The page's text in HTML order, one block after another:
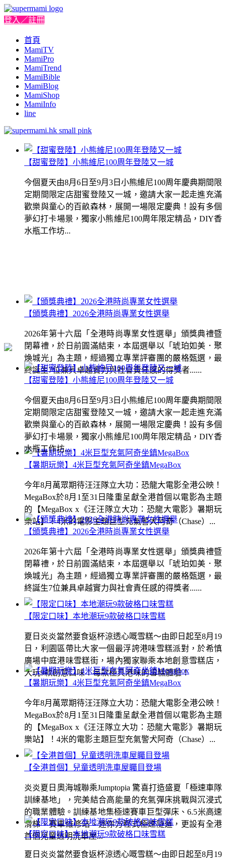
登入／註冊
首頁
MamiTV
MamiPro
MamiTrend
MamiBible
MamiBlog
MamiShop
MamiInfo
line
【甜蜜登陸】小熊維尼100周年登陸又一城
今個夏天由8月6日至9月3日小熊維尼100周年慶典期間限
定期間限定店甜蜜登陸又一城，邀請大家一起走進充滿
歡樂與童心的百畝森林，展開一場限定慶典！設有多個
夢幻打卡場景，獨家小熊維尼100周年限定精品，DIY香
水瓶工作坊...
【頒獎典禮】2026全港時尚專業女性選舉
2026年第十六屆「全港時尚專業女性選舉」頒獎典禮暨
閉幕禮，於日前圓滿結束，本屆選舉以「琥珀如美．聚
煥城光」為主題，經過獨立專業評審團的嚴格甄選，最
終誕生7位兼具卓越實力與社會責任感的得獎者......
【暑期玩樂】4米巨型充氣阿奇坐鎮MegaBox
今年8月萬眾期待汪汪隊立大功：恐龍大電影全港公映！
MegaBox於8月1至31日隆重呈獻全港首個以電影為主題
的【MegaBox x《汪汪隊立大功：恐龍大電影》暑期玩
樂站】！4米的電影主題巨型充氣警犬阿奇（Chase）...
【限定口味】本地潮玩9款破格口味雪糕
夏日炎炎當然要食返杯涼透心嘅雪糕～由即日起至8月19
日，利園區帶比大家一個最浮誇港味雪糕派對，於希慎
廣場中庭港味雪糕街，場內獨家聯乘本地創意雪糕店，
大玩9款創意口味！每款極具港味的雪糕體驗！
【全港首個】兒童透明洗車屋矚目登場
炎炎夏日奧海城聯乘Jumptopia 驚喜打造盛夏「極速車隊
訓練基地」，完美結合高能量的充氣彈床挑戰與沉浸式
的職業體驗。訓練基地集極速賽車巨型彈床、6.5米高速
滑梯、賽車維修站、迷你方程式極速隧道，更設有全港
首個兒童透明洗車屋...
【甜蜜登陸】小熊維尼100周年登陸又一城
今個夏天由8月6日至9月3日小熊維尼100周年慶典期間限
定期間限定店甜蜜登陸又一城，邀請大家一起走進充滿
歡樂與童心的百畝森林，展開一場限定慶典！設有多個
夢幻打卡場景，獨家小熊維尼100周年限定精品，DIY香
水瓶工作坊...
【頒獎典禮】2026全港時尚專業女性選舉
2026年第十六屆「全港時尚專業女性選舉」頒獎典禮暨
閉幕禮，於日前圓滿結束，本屆選舉以「琥珀如美．聚
煥城光」為主題，經過獨立專業評審團的嚴格甄選，最
終誕生7位兼具卓越實力與社會責任感的得獎者......
【暑期玩樂】4米巨型充氣阿奇坐鎮MegaBox
今年8月萬眾期待汪汪隊立大功：恐龍大電影全港公映！
MegaBox於8月1至31日隆重呈獻全港首個以電影為主題
的【MegaBox x《汪汪隊立大功：恐龍大電影》暑期玩
樂站】！4米的電影主題巨型充氣警犬阿奇（Chase）...
【限定口味】本地潮玩9款破格口味雪糕
夏日炎炎當然要食返杯涼透心嘅雪糕～由即日起至8月19